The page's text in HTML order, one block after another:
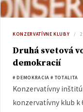
KONZERVATÍVNE KLUBY
Druhá svetová
demokracií
# DEMOKRACIA # TOTALITA
Konzervatívny
konzervatívny klub k